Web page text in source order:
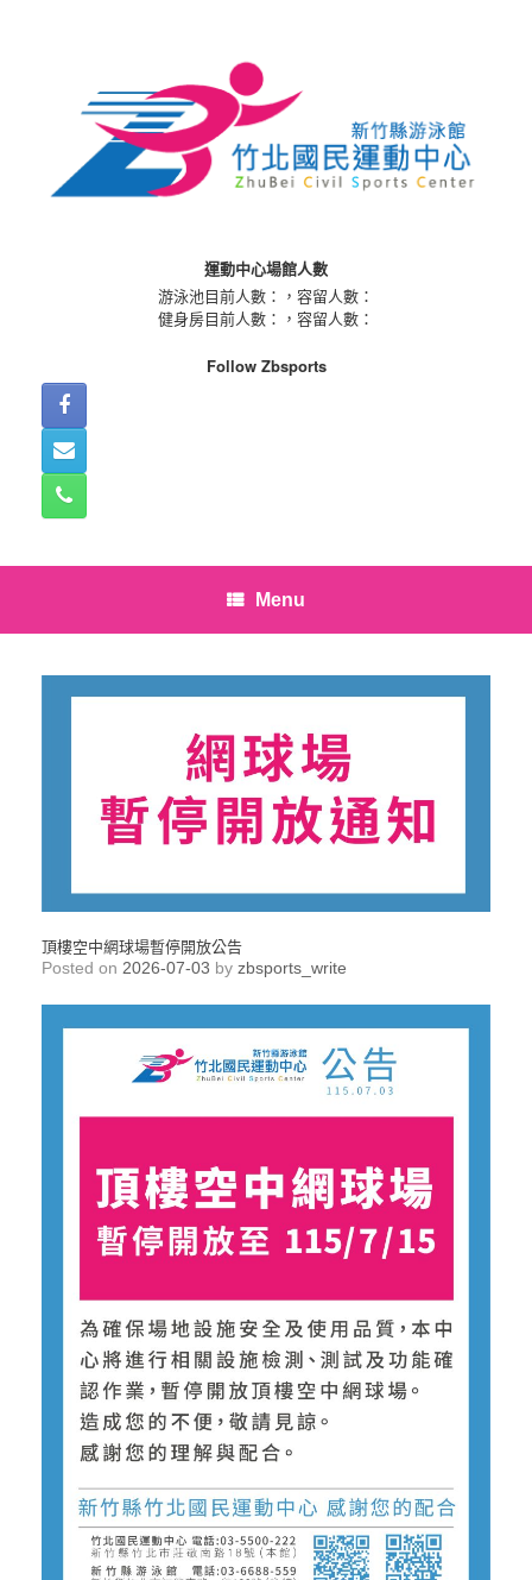
運動中心場館人數
游泳池目前人數：
，容留人數：
健身房目前人數：
，容留人數：
Follow Zbsports
Menu
頂樓空中網球場暫停開放公告
Posted on 2026-07-03 by zbsports_write